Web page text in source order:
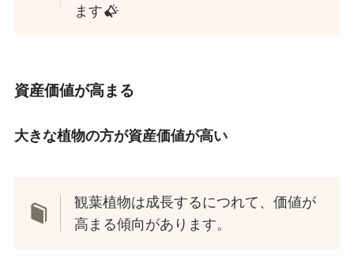
ます
資産価値が高まる
大きな植物の方が資産価値が高い
観葉植物は成長するにつれて、価値が
高まる傾向があります。